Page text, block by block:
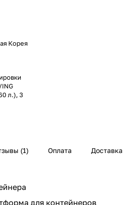
Корея
л.), 3
(1) Оплата Доставка
для контейнеров